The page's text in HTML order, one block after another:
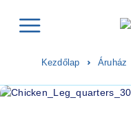
Kezdőlap Áruház